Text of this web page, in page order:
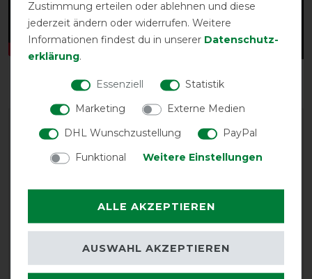
GOOD
Bucas Freedom Turnout
Light Full Neck 0g
Zustimmung erteilen oder ablehnen und diese
jederzeit ändern oder widerrufen. Weitere
Informationen findest du in unserer Daten­schutz­
erklärung.
Essenziell
Statistik
Marketing
Externe Medien
DHL Wunschzustellung
PayPal
Funktional
Weitere Einstellungen
ALLE AKZEPTIEREN
AUSWAHL AKZEPTIEREN